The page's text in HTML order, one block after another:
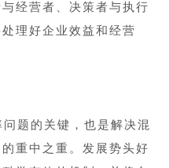
经营者、决策者与执行
理好企业效益和经营
题的关键，也是解决混
重中之重。发展势头好